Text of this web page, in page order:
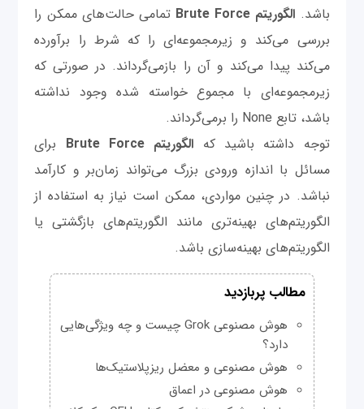
باشد. الگوریتم Brute Force
تمامی حالت‌های ممکن را
بررسی می‌کند و زیرمجموعه‌ای را که شرط را برآورده
می‌کند پیدا می‌کند و آن را بازمی‌گرداند. در صورتی که
زیرمجموعه‌ای با مجموع خواسته شده وجود نداشته
باشد، تابع None را برمی‌گرداند.
توجه داشته باشید که الگوریتم Brute Force
برای
مسائل با اندازه ورودی بزرگ می‌تواند زمان‌بر و کارآمد
نباشد. در چنین مواردی، ممکن است نیاز به استفاده از
الگوریتم‌های بهینه‌تری مانند الگوریتم‌های بازگشتی یا
الگوریتم‌های بهینه‌سازی باشد.
مطالب پربازدید
هوش مصنوعی Grok چیست و چه ویژگی‌هایی
دارد؟
هوش مصنوعی و معضل ریزپلاستیک‌ها
هوش مصنوعی در اعماق